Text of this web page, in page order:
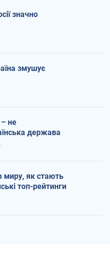
значно
змушує
– не
держава
миру, як стають
топ-рейтинги